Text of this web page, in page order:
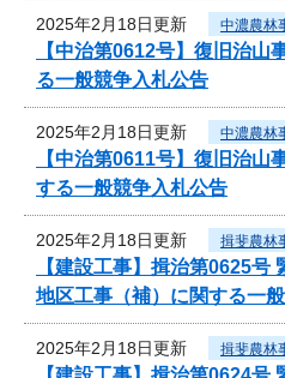
2025年2月18日更新 中濃農林
【中治第0612号】復旧
る一般競争入札公告
2025年2月18日更新 中濃農林
【中治第0611号】復旧治
する一般競争入札公告
2025年2月18日更新 揖斐農林
【建設工事】揖治第0625号
地区工事（補）に関する一
2025年2月18日更新 揖斐農林